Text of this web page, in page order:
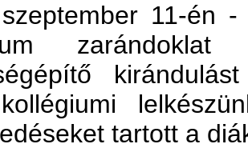
11-én
tartott a